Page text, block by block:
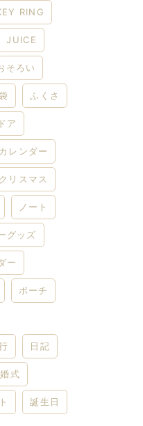
RING
JUICE
そろい
ふくさ
ア
カレンダー
クリスマス
ノート
グッズ
ー
ポーチ
日記
式
誕生日